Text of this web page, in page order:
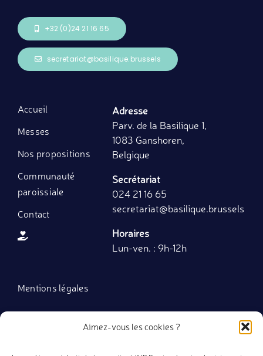
Aimez-vous les cookies ?
+32 (0)24 21 16 65
secretariat@basilique.brussels
Accueil
Messes
Nos propositions
Communauté
paroissiale
Contact
Adresse
Parv. de la Basilique 1,
1083 Ganshoren,
Belgique
Secrétariat
024 21 16 65
secretariat@basilique.brussels
Horaires
Lun-ven. : 9h-12h
Mentions légales